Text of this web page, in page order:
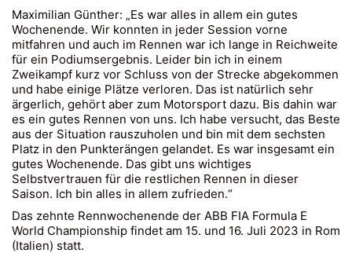
Maximilian Günther: „Es war alles in allem ein gutes
Wochenende. Wir konnten in jeder Session vorne
mitfahren und auch im Rennen war ich lange in Reichweite
für ein Podiumsergebnis. Leider bin ich in einem
Zweikampf kurz vor Schluss von der Strecke abgekommen
und habe einige Plätze verloren. Das ist natürlich sehr
ärgerlich, gehört aber zum Motorsport dazu. Bis dahin war
es ein gutes Rennen von uns. Ich habe versucht, das Beste
aus der Situation rauszuholen und bin mit dem sechsten
Platz in den Punkterängen gelandet. Es war insgesamt ein
gutes Wochenende. Das gibt uns wichtiges
Selbstvertrauen für die restlichen Rennen in dieser
Saison. Ich bin alles in allem zufrieden.“
Das zehnte Rennwochenende der ABB FIA Formula E
World Championship findet am 15. und 16. Juli 2023 in Rom
(Italien) statt.